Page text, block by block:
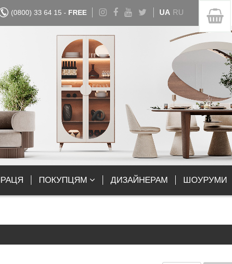
(0800) 33 64 15 - FREE UA RU
ПОКУПЦЯМ ДИЗАЙНЕРАМ ШОУРУМИ